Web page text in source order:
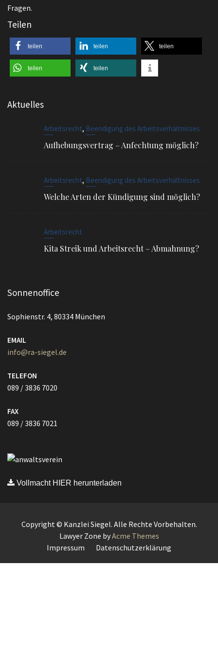
Fragen.
Teilen
teilen teilen teilen
teilen teilen
Aktuelles
Arbeitsrecht, Beendigung des Arbeitsverhältnisses
Aufhebungsvertrag – Anfechtung möglich?
Arbeitsrecht, Beendigung des Arbeitsverhältnisses
Welche Arten der Kündigung sind möglich?
Arbeitsrecht
Kita Streik und Arbeitsrecht – Abmahnung?
Sonnenoffice
Sophienstr. 4, 80334 München
EMAIL
info@ra-siegel.de
TELEFON
089 / 3836 7020
FAX
089 / 3836 7021
Vollmacht HIER herunterladen
Copyright © Kanzlei Siegel. Alle Rechte Vorbehalten.
Lawyer Zone byAcme Themes
Impressum
Datenschutzerklärung